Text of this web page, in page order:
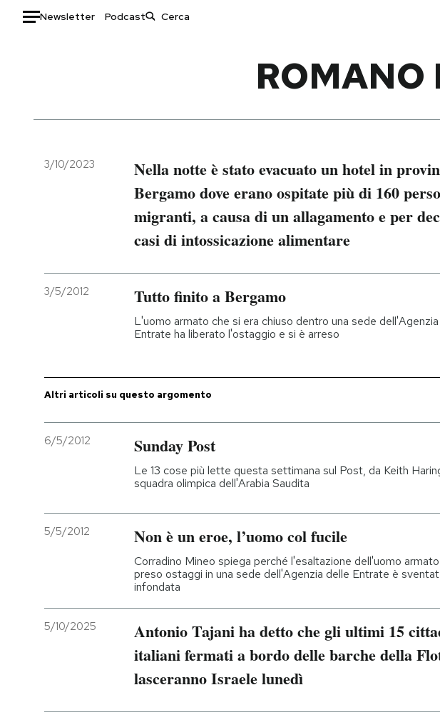
Newsletter Podcast
Italia
Politica
Sport
Moda
Ok Boomer!
Media
Europa
NEWSLETTER
I MIEI PREFERITI
CALENDARIO
AREA PERSONALE
ROMANO
3/10/2023
Nella notte è stato evacuato un hotel in
Bergamo dove erano ospitate più di 160
migranti, a causa di un allagamento e per
casi di intossicazione alimentare
3/5/2012 Tutto finito a Bergamo
L'uomo armato che si era chiuso dentro una sede
Entrate ha liberato l'ostaggio e si è arreso
Altri articoli su questo argomento
6/5/2012 Sunday Post
Le 13 cose più lette questa settimana sul Post, da Keith
squadra olimpica dell'Arabia Saudita
5/5/2012 Non è un eroe, l’uomo col fucile
Corradino Mineo spiega perché l'esaltazione dell'uomo
preso ostaggi in una sede dell'Agenzia delle Entrate è
infondata
5/10/2025
Antonio Tajani ha detto che gli ultimi 15
italiani fermati a bordo delle barche della
lasceranno Israele lunedì